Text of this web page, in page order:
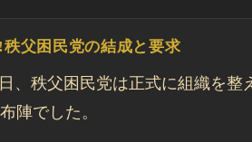
父困民党の結成と要求
、秩父困民党は正式に組織を
陣でした。